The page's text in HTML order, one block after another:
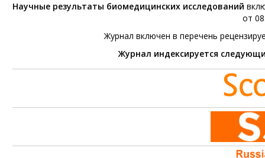
Научные результаты биомедицинских исследований
от
Журнал включен в перечень
Журнал индексируется